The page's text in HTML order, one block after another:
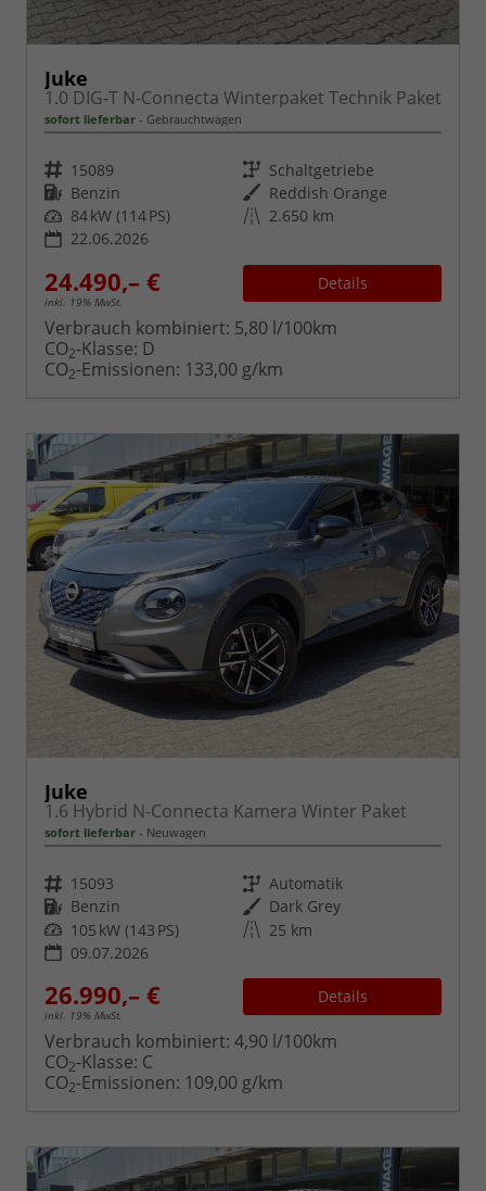
Juke
1.0 DIG-T N-Connecta Winterpaket Technik Paket
sofort lieferbar Gebrauchtwagen
Fahrzeugnr. 15089 Getriebe Schaltgetriebe
Kraftstoff Benzin Außenfarbe Reddish Orange
Leistung 84 kW (114 PS) Kilometerstand 2.650 km
22.06.2026
24.490,– €
inkl. 19% MwSt.
Details
Verbrauch kombiniert: 5,80 l/100km
CO2-Klasse: D
CO2-Emissionen: 133,00 g/km
Juke
1.6 Hybrid N-Connecta Kamera Winter Paket
sofort lieferbar Neuwagen
Fahrzeugnr. 15093 Getriebe Automatik
Kraftstoff Benzin Außenfarbe Dark Grey
Leistung 105 kW (143 PS) Kilometerstand 25 km
09.07.2026
26.990,– €
inkl. 19% MwSt.
Details
Verbrauch kombiniert: 4,90 l/100km
CO2-Klasse: C
CO2-Emissionen: 109,00 g/km